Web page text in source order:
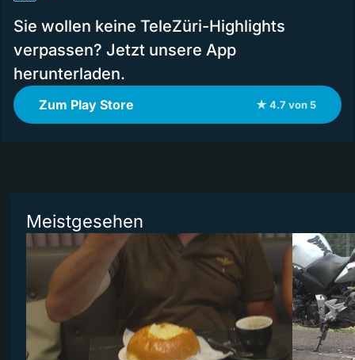
Sie wollen keine TeleZüri-Highlights
verpassen? Jetzt unsere App
herunterladen.
Zum Play Store ★ 4.7 von 5
Meistgesehen